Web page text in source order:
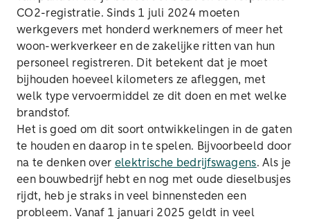
CO2-registratie. Sinds 1 juli 2024 moeten
werkgevers met honderd werknemers of meer het
woon-werkverkeer en de zakelijke ritten van hun
personeel registreren. Dit betekent dat je moet
bijhouden hoeveel kilometers ze afleggen, met
welk type vervoermiddel ze dit doen en met welke
brandstof.
Het is goed om dit soort ontwikkelingen in de gaten
te houden en daarop in te spelen. Bijvoorbeeld door
na te denken over elektrische bedrijfswagens. Als je
een bouwbedrijf hebt en nog met oude dieselbusjes
rijdt, heb je straks in veel binnensteden een
probleem. Vanaf 1 januari 2025 geldt in veel